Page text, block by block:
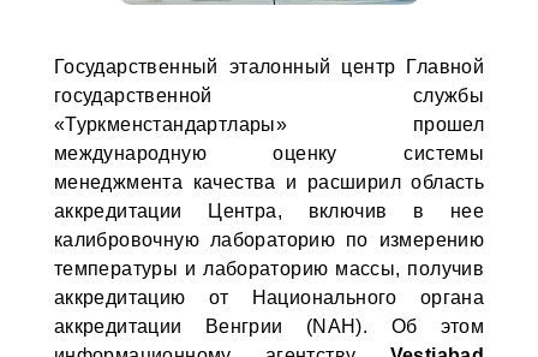
Государственный эталонный центр Главной
государственной службы
«Туркменстандартлары» прошел
международную оценку системы
менеджмента качества и расширил область
аккредитации Центра, включив в нее
калибровочную лабораторию по измерению
температуры и лабораторию массы, получив
аккредитацию от Национального органа
аккредитации Венгрии (NAH). Об этом